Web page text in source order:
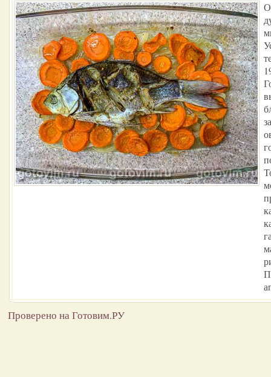
Проверено на Готовим.РУ